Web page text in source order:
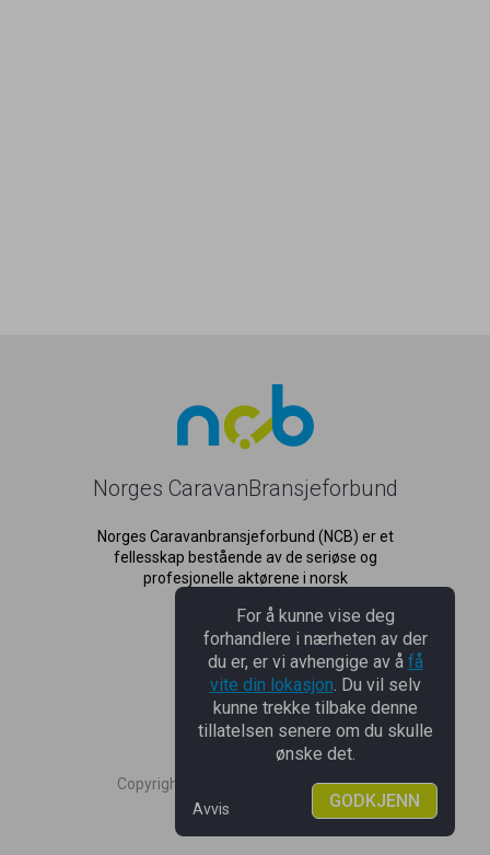
Norges CaravanBransjeforbund
Norges Caravanbransjeforbund (NCB) er et
fellesskap bestående av de seriøse og
profesjonelle aktørene i norsk
NCB
NCB
Copyright © 2018. All rights reserved.
Designed by TIBE.
For å kunne vise deg
forhandlere i nærheten av der
du er, er vi avhengige av å få
vite din lokasjon. Du vil selv
kunne trekke tilbake denne
tillatelsen senere om du skulle
ønske det.
Avvis GODKJENN